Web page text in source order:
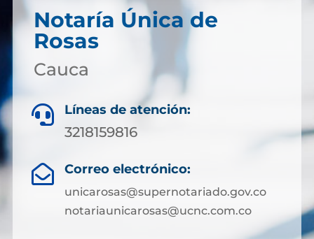
Notaría Única de
Rosas
Cauca
 Líneas de atención:
3218159816
 Correo electrónico:
unicarosas@supernotariado.gov.co
notariaunicarosas@ucnc.com.co